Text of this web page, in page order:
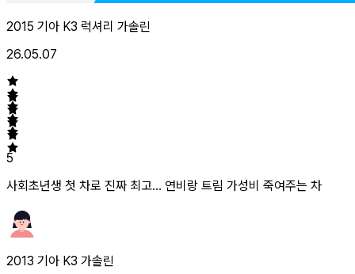
2015 기아 K3 럭셔리 가솔린
26.05.07
5
사회초년생 첫 차로 진짜 최고... 연비랑 트림 가성비 죽여주는 차
2013 기아 K3 가솔린